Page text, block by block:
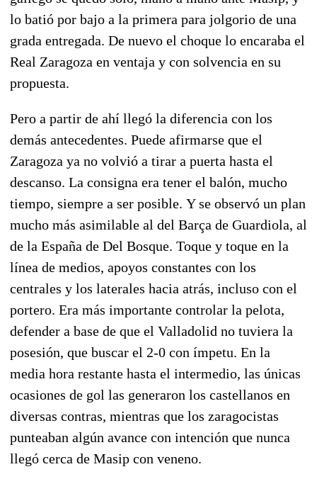
lo batió por bajo a la primera para jolgorio de una
grada entregada. De nuevo el choque lo encaraba el
Real Zaragoza en ventaja y con solvencia en su
propuesta.
Pero a partir de ahí llegó la diferencia con los
demás antecedentes. Puede afirmarse que el
Zaragoza ya no volvió a tirar a puerta hasta el
descanso. La consigna era tener el balón, mucho
tiempo, siempre a ser posible. Y se observó un plan
mucho más asimilable al del Barça de Guardiola, al
de la España de Del Bosque. Toque y toque en la
línea de medios, apoyos constantes con los
centrales y los laterales hacia atrás, incluso con el
portero. Era más importante controlar la pelota,
defender a base de que el Valladolid no tuviera la
posesión, que buscar el 2-0 con ímpetu. En la
media hora restante hasta el intermedio, las únicas
ocasiones de gol las generaron los castellanos en
diversas contras, mientras que los zaragocistas
punteaban algún avance con intención que nunca
llegó cerca de Masip con veneno.